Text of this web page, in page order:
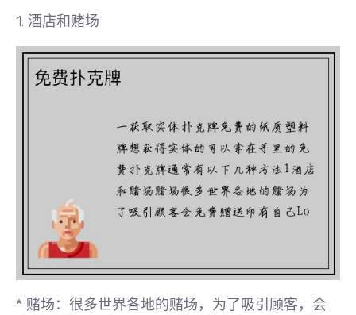
1. 酒店和赌场
* 赌场：很多世界各地的赌场，为了吸引顾客，会